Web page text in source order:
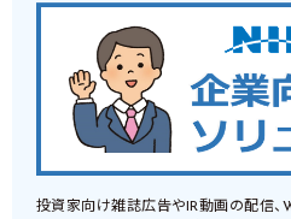
投資家向け雑誌広告やIR動画の配信、